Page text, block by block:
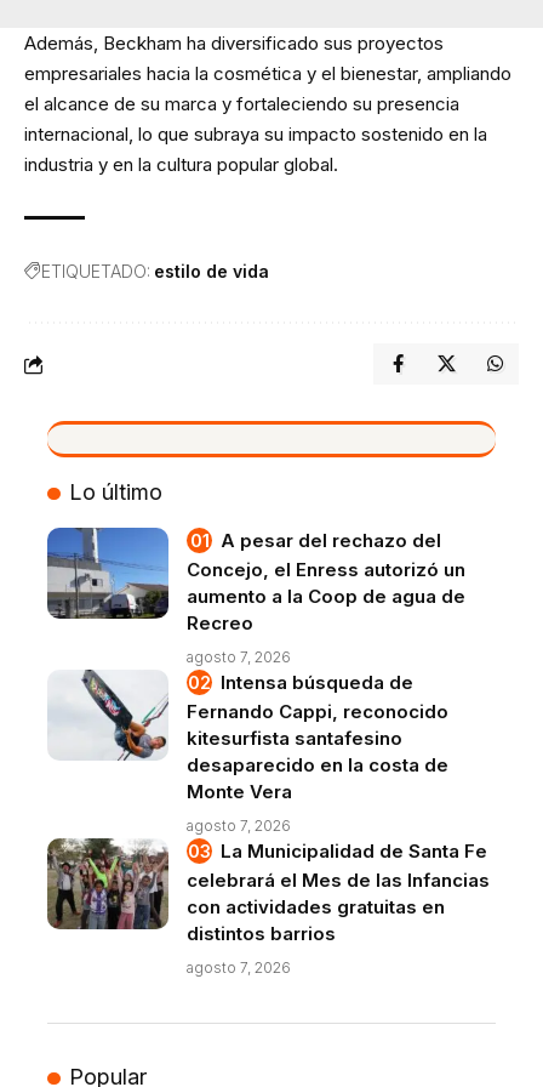
Además, Beckham ha diversificado sus proyectos
empresariales hacia la cosmética y el bienestar, ampliando
el alcance de su marca y fortaleciendo su presencia
internacional, lo que subraya su impacto sostenido en la
industria y en la cultura popular global.
ETIQUETADO: estilo de vida
VIVO
Lo último
A pesar del rechazo del
Concejo, el Enress autorizó un
aumento a la Coop de agua de
Recreo
agosto 7, 2026
Intensa búsqueda de
Fernando Cappi, reconocido
kitesurfista santafesino
desaparecido en la costa de
Monte Vera
agosto 7, 2026
La Municipalidad de Santa Fe
celebrará el Mes de las Infancias
con actividades gratuitas en
distintos barrios
agosto 7, 2026
Popular